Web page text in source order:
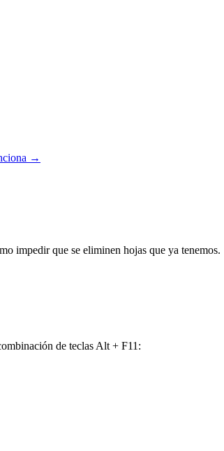
→
impedir que se eliminen hojas que ya tenemos.
de teclas Alt + F11: